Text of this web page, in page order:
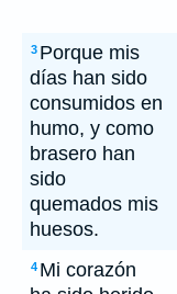
3 Porque mis
días han sido
consumidos en
humo, y como
brasero han
sido
quemados mis
huesos.
4 Mi corazón